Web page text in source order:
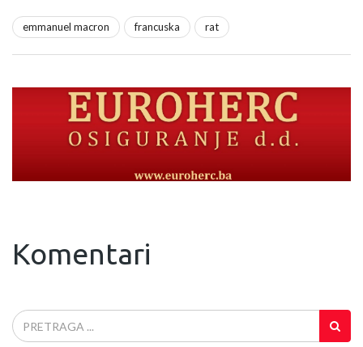
emmanuel macron francuska rat
Komentari